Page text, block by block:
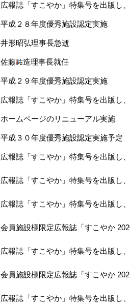
広報誌「すこやか」特集号を出版し
平成２８年度優秀施設認定実施
井形昭弘理事長急逝
佐藤 造理事長就任
平成２９年度優秀施設認定実施
広報誌「すこやか」特集号を出版し
ホームページのリニューアル実施
平成３０年度優秀施設認定実施予定
広報誌「すこやか」特集号を出版し
広報誌「すこやか」特集号を出版し
広報誌「すこやか」特集号を出版し
会員施設様限定広報誌「すこやか
広報誌「すこやか」特集号を出版し
会員施設様限定広報誌「すこやか
広報誌「すこやか」特集号を出版し